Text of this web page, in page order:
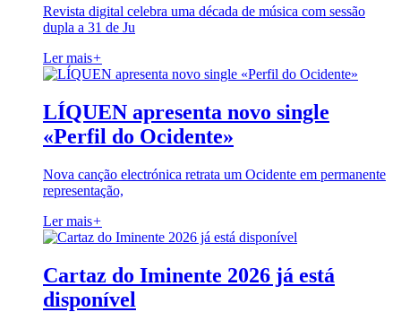
Revista digital celebra uma década de música com sessão
dupla a 31 de Ju
Ler mais+
LÍQUEN apresenta novo single
«Perfil do Ocidente»
Nova canção electrónica retrata um Ocidente em permanente
representação,
Ler mais+
Cartaz do Iminente 2026 já está
disponível